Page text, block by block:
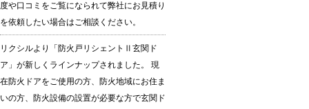
度や口コミをご覧になられて弊社にお見積り
を依頼したい場合はご相談ください。
リクシルより「防火戸リシェントⅡ玄関ド
ア」が新しくラインナップされました。 現
在防火ドアをご使用の方、防火地域にお住ま
いの方、防火設備の設置が必要な方で玄関ド